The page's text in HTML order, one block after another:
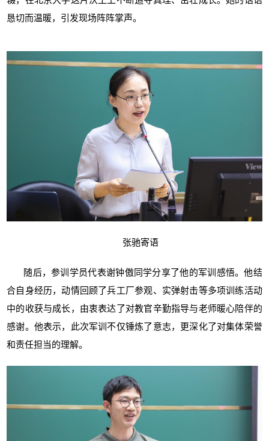
恳切而温暖，引发现场阵阵掌声。
张驰寄语
随后，参训学员代表谢钟傲同学分享了他的军训感悟。他结
合自身经历，动情回顾了兵工厂参观、实弹射击等多项训练活动
中的收获与成长，由衷表达了对教官辛勤指导与老师暖心陪伴的
感谢。他表示，此次军训不仅锤炼了意志，更深化了对集体荣誉
和责任担当的理解。